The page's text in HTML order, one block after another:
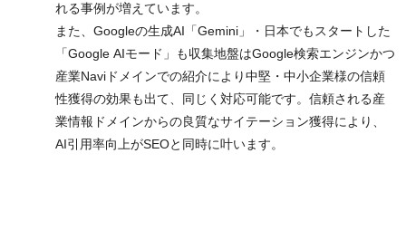
れる事例が増えています。
また、Googleの生成AI「Gemini」・日本でもスタートした
「Google AIモード」も収集地盤はGoogle検索エンジンかつ
産業Naviドメインでの紹介により中堅・中小企業様の信頼
性獲得の効果も出て、同じく対応可能です。信頼される産
業情報ドメインからの良質なサイテーション獲得により、
AI引用率向上がSEOと同時に叶います。